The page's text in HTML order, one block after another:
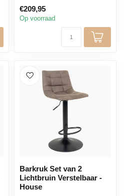
€209,95
Op voorraad
Barkruk Set van 2
Lichtbruin Verstelbaar -
House